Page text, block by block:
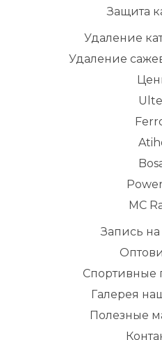
Защита
Удаление
Удаление
MC
Запись
Спортивные
Галерея
Полезные